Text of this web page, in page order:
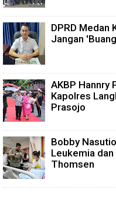
DPRD Medan
Jangan
AKBP Hannry
Kapolres
Prasojo
Bobby
Leukemia
Thomsen